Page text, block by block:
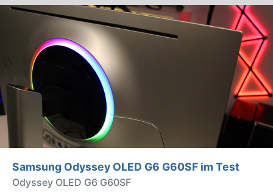
Samsung Odyssey OLED G6 G60SF im Test
Odyssey OLED G6 G60SF